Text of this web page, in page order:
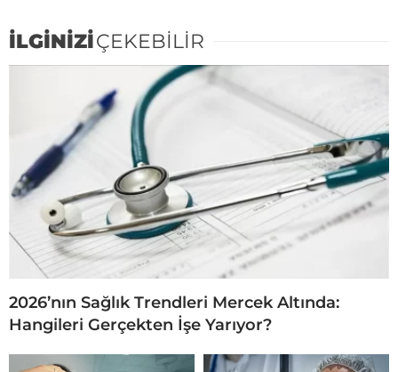
İLGİNİZİÇEKEBİLİR
2026’nın Sağlık Trendleri Mercek Altında:
Hangileri Gerçekten İşe Yarıyor?